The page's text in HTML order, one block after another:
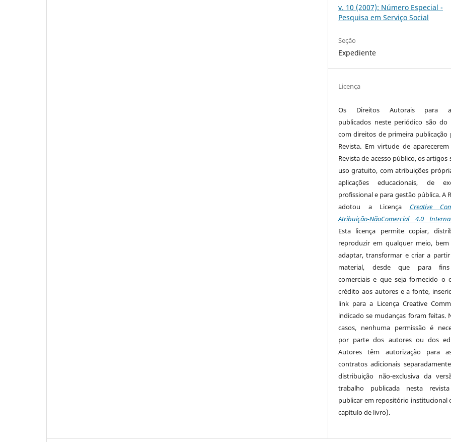
v. 10 (2007): Número Especial -
Pesquisa em Serviço Social
Seção
Expediente
Licença
Os Direitos Autorais para
publicados neste periódico são do
com direitos de primeira publicação
Revista. Em virtude de
Revista de acesso público, os artigos
uso gratuito, com atribuições
aplicações educacionais, de
profissional e para gestão pública. A
adotou a Licença Creative
Atribuição-NãoComercial 4.0
Esta licença permite copiar,
reproduzir em qualquer meio,
adaptar, transformar e criar a
material, desde que para
comerciais e que seja fornecido o
crédito aos autores e a fonte,
link para a Licença Creative
indicado se mudanças foram feitas.
casos, nenhuma permissão é
por parte dos autores ou dos
Autores têm autorização para
contratos adicionais
distribuição não-exclusiva da
trabalho publicada nesta
publicar em repositório institucional
capítulo de livro).